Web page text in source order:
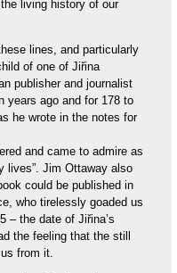
living history of our
lines, and particularly
of one of Jiřina
publisher and journalist
years ago and for 178 to
he wrote in the notes for
and came to admire as
lives”. Jim Ottaway also
could be published in
who tirelessly goaded us
– the date of Jiřina’s
the feeling that the still
from it.